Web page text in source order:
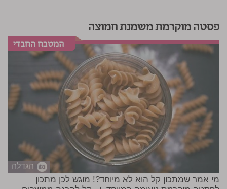
פסטה מוקרמת משמנת חמוצה
הגדלה
מי אמר שמתכון קל הוא לא מיוחד?! מוגש לכן מתכון